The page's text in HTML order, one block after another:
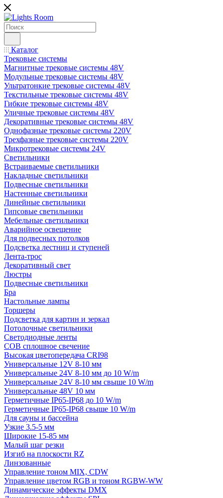
Каталог
Трековые системы
Магнитные трековые системы 48V
Модульные трековые системы 48V
Ультратонкие трековые системы 48V
Текстильные трековые системы 48V
Гибкие трековые системы 48V
Уличные трековые системы 48V
Декоративные трековые системы 48V
Однофазные трековые системы 220V
Трехфазные трековые системы 220V
Микротрековые системы 24V
Светильники
Встраиваемые светильники
Накладные светильники
Подвесные светильники
Настенные светильники
Линейные светильники
Гипсовые светильники
Мебельные светильники
Аварийное освещение
Для подвесных потолков
Подсветка лестниц и ступеней
Лента-трос
Декоративный свет
Люстры
Подвесные светильники
Бра
Настольные лампы
Торшеры
Подсветка для картин и зеркал
Потолочные светильники
Светодиодные ленты
COB сплошное свечение
Высокая цветопередача CRI98
Универсальные 12V 8-10 мм
Универсальные 24V 8-10 мм до 10 W/m
Универсальные 24V 8-10 мм свыше 10 W/m
Универсальные 48V 10 мм
Герметичные IP65-IP68 до 10 W/m
Герметичные IP65-IP68 свыше 10 W/m
Для сауны и бассейна
Узкие 3.5-5 мм
Широкие 15-85 мм
Малый шаг резки
Изгиб на плоскости RZ
Линзованные
Управление тоном MIX, CDW
Управление цветом RGB и тоном RGBW-WW
Динамические эффекты DMX